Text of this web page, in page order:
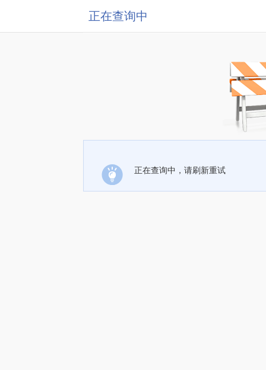
正在查询中
正在查询中，请刷新重试